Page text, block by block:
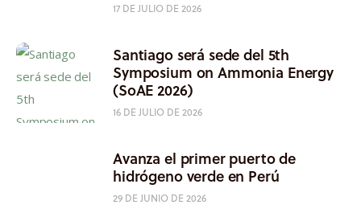
17 DE JULIO DE 2026
Santiago será sede del 5th
Symposium on Ammonia Energy
(SoAE 2026)
16 DE JULIO DE 2026
Avanza el primer puerto de
hidrógeno verde en Perú
29 DE JUNIO DE 2026